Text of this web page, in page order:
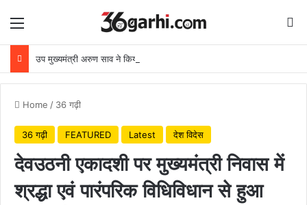
Menu
Home / 36 गढ़ी
36 गढ़ी FEATURED Latest देश विदेस
देवउठनी एकादशी पर मुख्यमंत्री निवास में
श्रद्धा एवं पारंपरिक विधिविधान से हुआ